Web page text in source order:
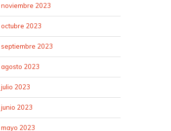
noviembre 2023
octubre 2023
septiembre 2023
agosto 2023
julio 2023
junio 2023
mayo 2023